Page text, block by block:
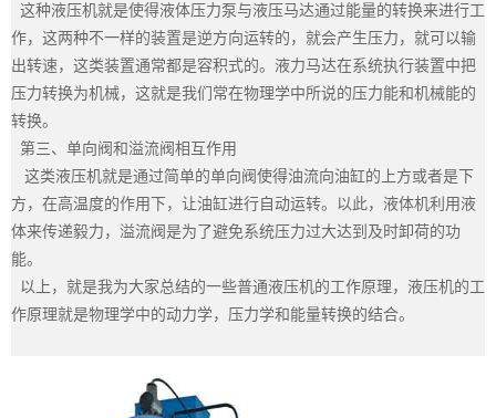
这种液压机就是使得液体压力泵与液压马达通过能量的转换来进行工
作，这两种不一样的装置是逆方向运转的，就会产生压力，就可以输
出转速，这类装置通常都是容积式的。液力马达在系统执行装置中把
压力转换为机械，这就是我们常在物理学中所说的压力能和机械能的
转换。
第三、单向阀和溢流阀相互作用
这类液压机就是通过简单的单向阀使得油流向油缸的上方或者是下
方，在高温度的作用下，让油缸进行自动运转。以此，液体机利用液
体来传递毅力，溢流阀是为了避免系统压力过大达到及时卸荷的功
能。
以上，就是我为大家总结的一些普通液压机的工作原理，液压机的工
作原理就是物理学中的动力学，压力学和能量转换的结合。